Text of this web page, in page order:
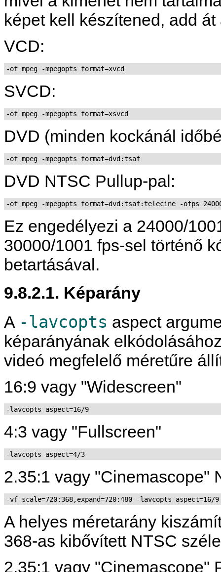
képet kell készítened, add
VCD:
-of mpeg -mpegopts format=xvcd
SVCD:
-of mpeg -mpegopts format=xsvcd
DVD (minden kockánál
-of mpeg -mpegopts format=dvd:tsaf
DVD NTSC Pullup-pal:
-of mpeg -mpegopts format=dvd:tsaf:telecine -ofps
Ez engedélyezi a 24000/
30000/1001 fps-sel történő
betartásával.
9.8.2.1. Képarány
A -lavcopts aspect
képarányának
videó megfelelő méretűre
16:9 vagy "Widescreen"
-lavcopts aspect=16/9
4:3 vagy "Fullscreen"
-lavcopts aspect=4/3
2.35:1 vagy "Cinemascope"
-vf scale=720:368,expand=720:480 -lavcopts aspect=16/9
A helyes méretarány
368-as kibővített NTSC
2.35:1 vagy "Cinemascope"